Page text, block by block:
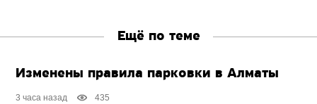
Ещё по теме
Изменены правила парковки в Алматы
3 часа назад 435